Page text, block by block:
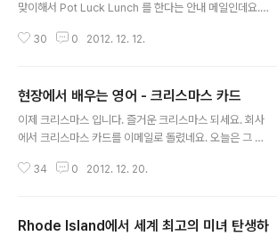
맞이해서 Pot Luck Lunch 를 한다는 안내 메일인데요.
거죠. 대개 추수가사절에서 연말까지가 Holiday 시즌이라
하구요. 이번의 Pot Luck Lunch 는 저에게는 두번째 인
데요. 지난번엔 어떻게 해야 되는지 잘 몰라서 빈손으로 갔
었는데.. 이번엔 잘 준비해서 갈 생각이예요. 어떤 한국 음
그럼 그 이메일 내용을 보겠습니다. Hi everyone, Pleas
30 0 2012. 12. 12.
현장에서 배우는 영어 - 크리스마스 카드
이제 크리스마스 입니다. 즐거운 크리스마스 되세요. 회사
에서 크리스마스 카드를 이메일로 돌렸네요. 오늘은 그 내
so let's greet our colleagues and celebrate by
tem aaa 크리스마스가 바로 코앞입니다.동료들과 같이
34 0 2012. 12. 20.
Rhode Island에서 세계 최고의 미녀 탄생하